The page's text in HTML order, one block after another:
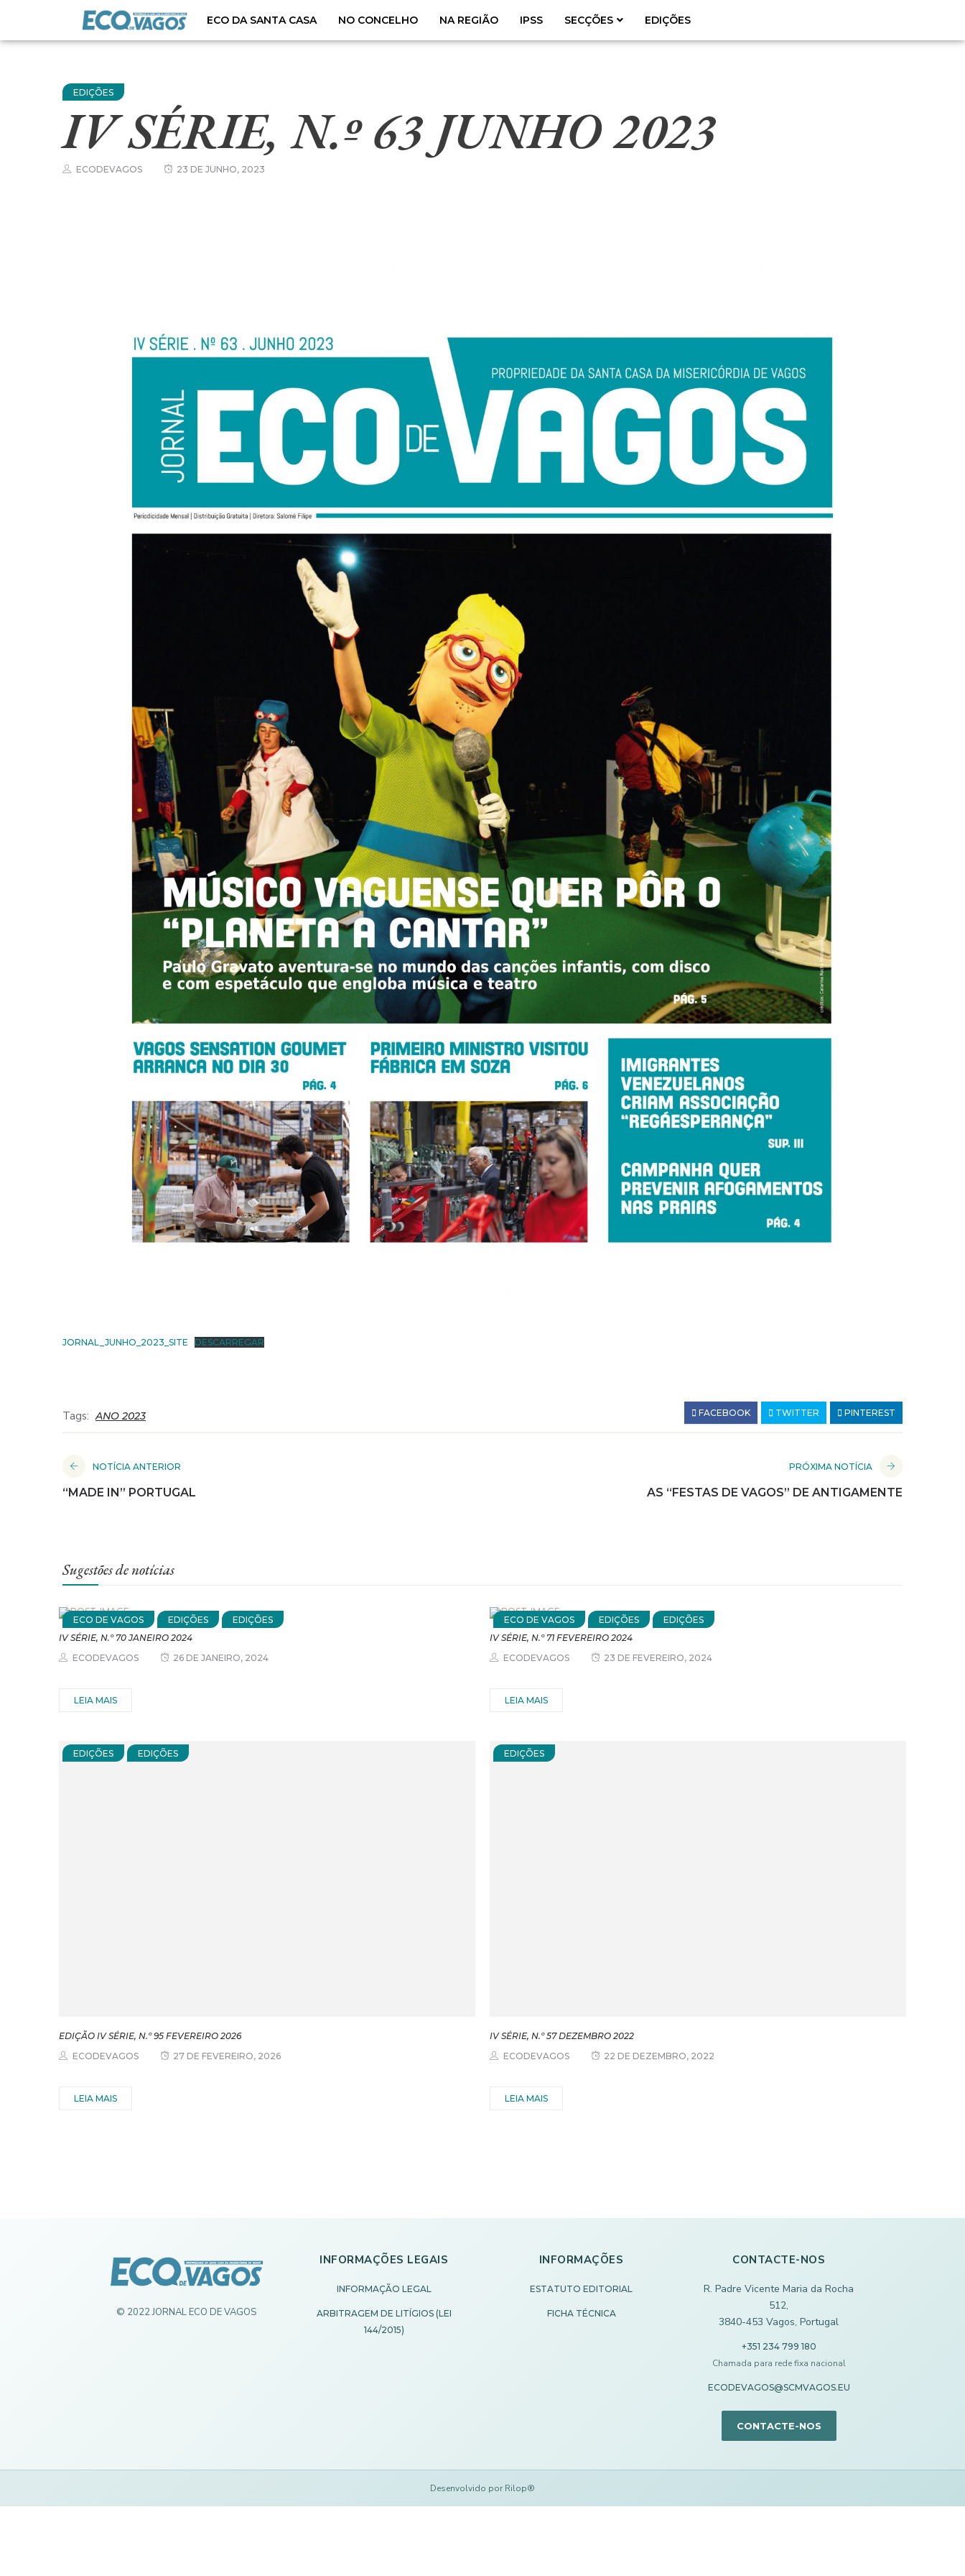
ECO DA SANTA CASA NO CONCELHO NA REGIÃO IPSS SECÇÕES EDIÇÕES
EDIÇÕES
IV SÉRIE, N.º 63 JUNHO 2023
ECODEVAGOS 23 DE JUNHO, 2023
JORNAL_JUNHO_2023_SITE DESCARREGAR
Tags: ANO 2023 FACEBOOK TWITTER PINTEREST
NOTÍCIA ANTERIOR
“MADE IN” PORTUGAL
PRÓXIMA NOTÍCIA
AS “FESTAS DE VAGOS” DE ANTIGAMENTE
Sugestões de notícias
ECO DE VAGOS EDIÇÕES
EDIÇÕES
IV SÉRIE, N.º 70 JANEIRO 2024
ECODEVAGOS
26 DE JANEIRO, 2024
LEIA MAIS
ECO DE VAGOS EDIÇÕES
EDIÇÕES
IV SÉRIE, N.º 71 FEVEREIRO 2024
ECODEVAGOS
23 DE FEVEREIRO, 2024
LEIA MAIS
EDIÇÕES EDIÇÕES
EDIÇÃO IV SÉRIE, N.º 95 FEVEREIRO 2026
ECODEVAGOS
27 DE FEVEREIRO, 2026
LEIA MAIS
EDIÇÕES
IV SÉRIE, N.º 57 DEZEMBRO 2022
ECODEVAGOS
22 DE DEZEMBRO, 2022
LEIA MAIS
© 2022 JORNAL ECO DE VAGOS
INFORMAÇÕES LEGAIS
INFORMAÇÃO LEGAL
ARBITRAGEM DE LITÍGIOS (LEI
144/2015)
INFORMAÇÕES
ESTATUTO EDITORIAL
FICHA TÉCNICA
CONTACTE-NOS
R. Padre Vicente Maria da Rocha
512,
3840-453 Vagos, Portugal
+351 234 799 180
Chamada para rede fixa nacional
ECODEVAGOS@SCMVAGOS.EU
CONTACTE-NOS
Desenvolvido por Rilop®